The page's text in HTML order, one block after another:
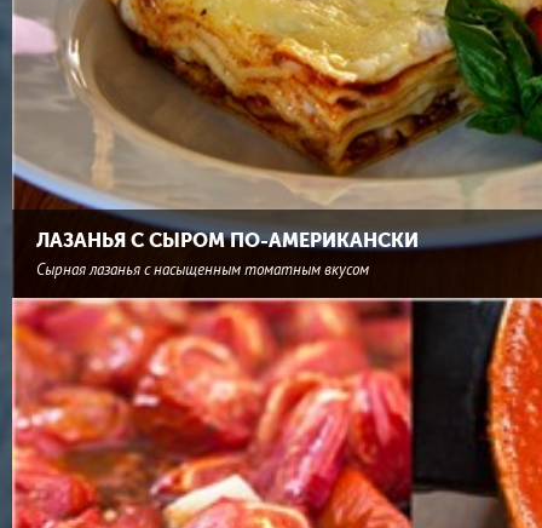
ЛАЗАНЬЯ С СЫРОМ ПО-АМЕРИКАНСКИ
Сырная лазанья с насыщенным томатным вкусом